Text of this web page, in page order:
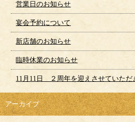
営業日のお知らせ
宴会予約について
新店舗のお知らせ
臨時休業のお知らせ
11月11日 ２周年を迎えさせていただ
アーカイブ